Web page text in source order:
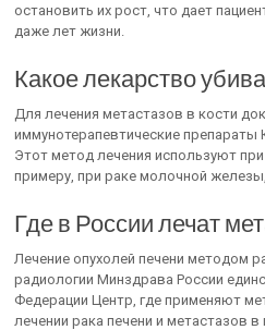
остановить их рост, что дает
даже лет жизни.
Какое лекарство
Для лечения метастазов в кости
иммунотерапевтические препараты
Этот метод лечения используют
примеру, при раке молочной
Где в России лечат
Лечение опухолей печени методом
радиологии Минздрава России
Федерации Центр, где применяют
лечении рака печени и метастазов